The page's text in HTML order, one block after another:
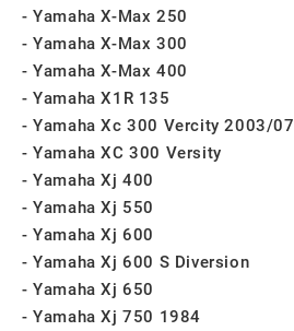
Yamaha X-Max 250
Yamaha X-Max 300
Yamaha X-Max 400
Yamaha X1R 135
Yamaha Xc 300 Vercity 2003/07
Yamaha XC 300 Versity
Yamaha Xj 400
Yamaha Xj 550
Yamaha Xj 600
Yamaha Xj 600 S Diversion
Yamaha Xj 650
Yamaha Xj 750 1984